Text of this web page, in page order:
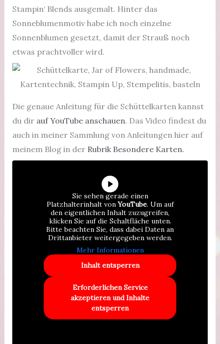
Stampin‘ Blends ausgemalt. Hinter das
Sonneblumenmotiv habe ich noch einzelne
Sonnenblumen gesetzt, damit der Strauß noch
etwas prachtvoller wird.
Die genaue Anleitung für die Schüttelkarten kannst
du dir auf YouTube anschauen. Das Video findest du
auch in meiner Sammlung von Anleitungen hier auf
meinem Blog in der Rubrik Besondere Karten.
Sie sehen gerade einen
Platzhalterinhalt vonYouTube. Um auf
den eigentlichen Inhalt zuzugreifen,
klicken Sie auf die Schaltfläche unten.
Bitte beachten Sie, dass dabei Daten an
Drittanbieter weitergegeben werden.
Mehr Informationen
Inhalt entsperren
Erforderlichen Service
akzeptieren und Inhalte
entsperren